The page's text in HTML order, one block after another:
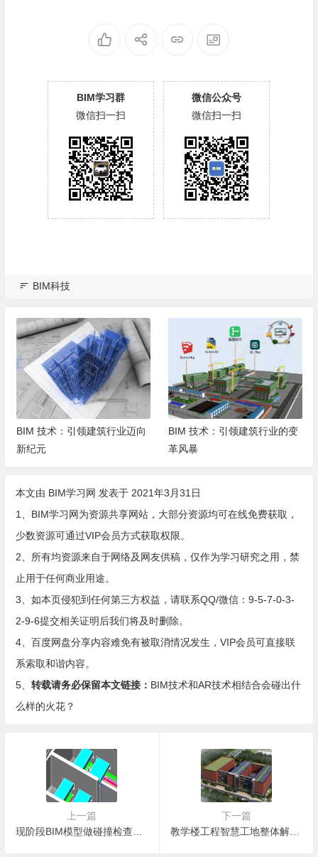
BIM学习群
微信扫一扫
微信公众号
微信扫一扫
BIM科技
BIM 技术：引领建筑行业迈向
新纪元
BIM 技术：引领建筑行业的变
革风暴
本文由 BIM学习网 发表于 2021年3月31日
1、BIM学习网为资源共享网站，大部分资源均可在线免费获取，
少数资源可通过VIP会员方式获取权限。
2、所有均资源来自于网络及网友供稿，仅作为学习研究之用，禁
止用于任何商业用途。
3、如本页侵犯到任何第三方权益，请联系QQ/微信：9-5-7-0-3-
2-9-6提交相关证明后我们将及时删除。
4、百度网盘分享内容难免有被取消情况发生，VIP会员可直接联
系索取和谐内容。
5、 转载请务必保留本文链接： BIM技术和AR技术相结合会碰出什
么样的火花？
上一篇
下一篇
教学楼工程智慧工地整体解决方案参考（PPT格式）